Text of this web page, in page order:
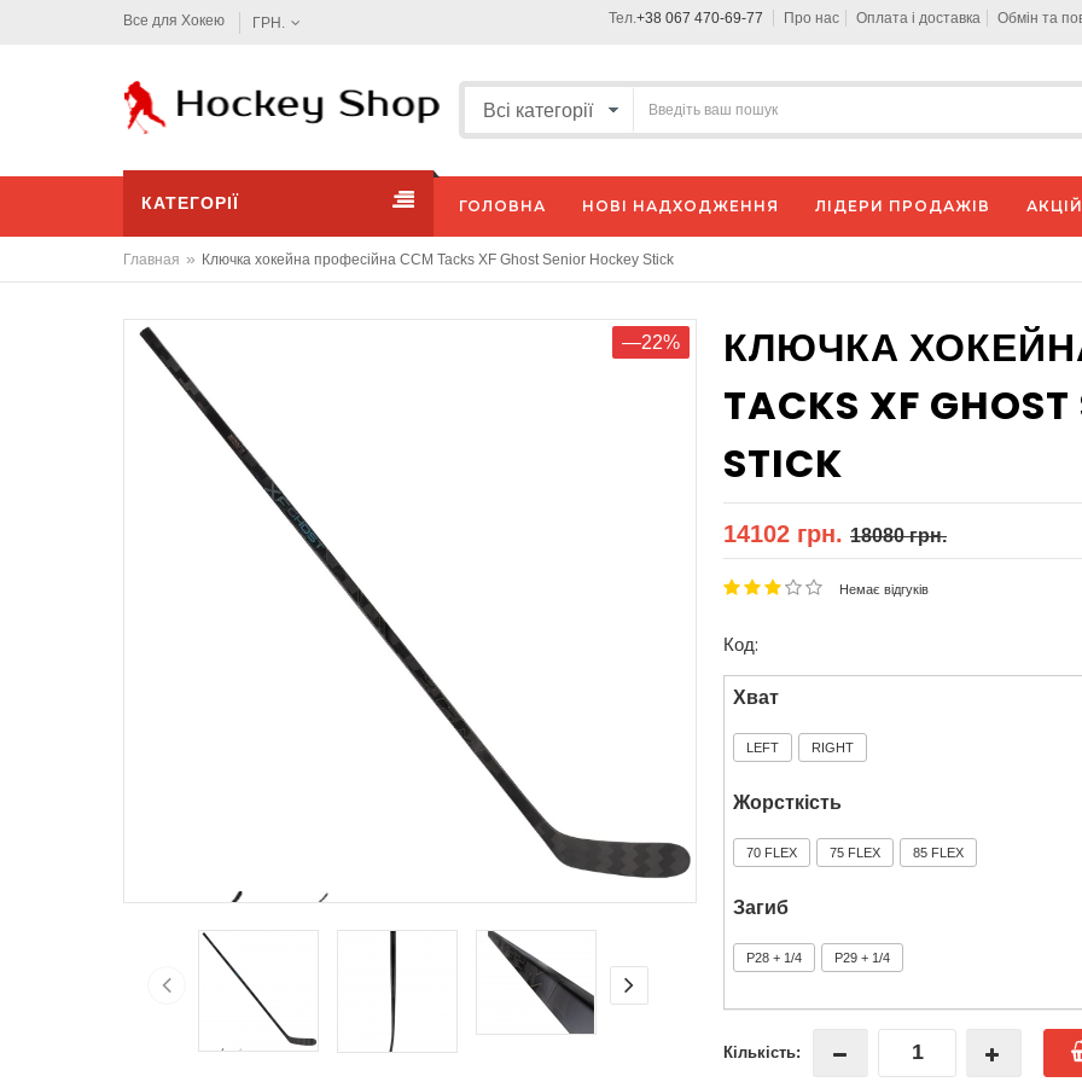
Все для Хокею ГРН. Тел.+38 067 470-69-77 Про нас Оплата і доставка Обмін та
КАТЕГОРІЇ ГОЛОВНА НОВІ НАДХОДЖЕННЯ ЛІДЕРИ ПРОДАЖІВ
Главная » Ключка хокейна професійна CCM Tacks XF Ghost Senior Hockey Stick
—22%
КЛЮЧКА
TACKS XF
STICK
14102 грн. 18080 грн.
Немає відгуків
Код:
Хват
LEFT RIGHT
Жорсткість
70 FLEX 75 FLEX 85 FLEX
Загиб
P28 + 1/4 P29 + 1/4
Кількість: